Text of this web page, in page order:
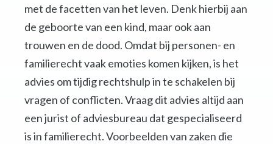
met de facetten van het leven. Denk hierbij aan
de geboorte van een kind, maar ook aan
trouwen en de dood. Omdat bij personen- en
familierecht vaak emoties komen kijken, is het
advies om tijdig rechtshulp in te schakelen bij
vragen of conflicten. Vraag dit advies altijd aan
een jurist of adviesbureau dat gespecialiseerd
is in familierecht. Voorbeelden van zaken die